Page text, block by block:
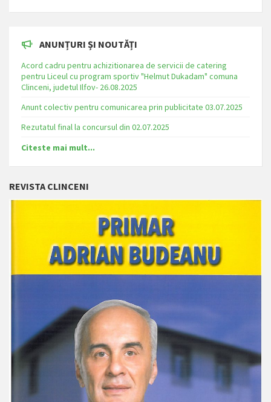
ANUNȚURI ȘI NOUTĂȚI
Acord cadru pentru achizitionarea de servicii de catering
pentru Liceul cu program sportiv "Helmut Dukadam" comuna
Clinceni, judetul Ilfov- 26.08.2025
Anunt colectiv pentru comunicarea prin publicitate 03.07.2025
Rezutatul final la concursul din 02.07.2025
Citeste mai mult...
REVISTA CLINCENI